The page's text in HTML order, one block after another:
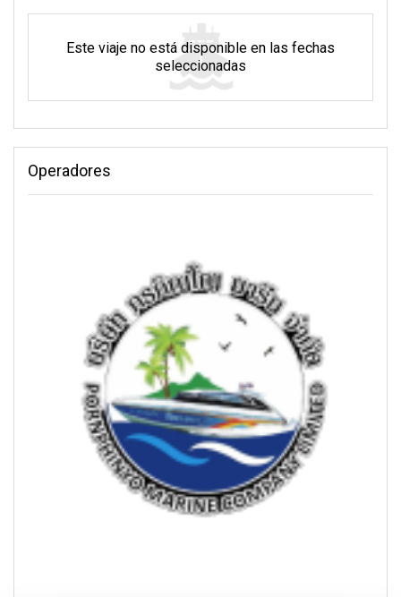
Este viaje no está disponible en las fechas
seleccionadas
Operadores